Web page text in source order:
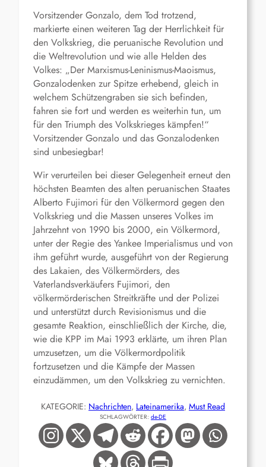
Vorsitzender Gonzalo, dem Tod trotzend,
markierte einen weiteren Tag der Herrlichkeit für
den Volkskrieg, die peruanische Revolution und
die Weltrevolution und wie alle Helden des
Volkes: „Der Marxismus-Leninismus-Maoismus,
Gonzalodenken zur Spitze erhebend, gleich in
welchem Schützengraben sie sich befinden,
fahren sie fort und werden es weiterhin tun, um
für den Triumph des Volkskrieges kämpfen!“
Vorsitzender Gonzalo und das Gonzalodenken
sind unbesiegbar!
Wir verurteilen bei dieser Gelegenheit erneut den
höchsten Beamten des alten peruanischen Staates
Alberto Fujimori für den Völkermord gegen den
Volkskrieg und die Massen unseres Volkes im
Jahrzehnt von 1990 bis 2000, ein Völkermord,
unter der Regie des Yankee Imperialismus und von
ihm geführt wurde, ausgeführt von der Regierung
des Lakaien, des Völkermörders, des
Vaterlandsverkäufers Fujimori, den
völkermörderischen Streitkräfte und der Polizei
und unterstützt durch Revisionismus und die
gesamte Reaktion, einschließlich der Kirche, die,
wie die KPP im Mai 1993 erklärte, um ihren Plan
umzusetzen, um die Völkermordpolitik
fortzusetzen und die Kämpfe der Massen
einzudämmen, um den Volkskrieg zu vernichten.
KATEGORIE: Nachrichten, Lateinamerika, Must Read
SCHLAGWÖRTER: de-DE